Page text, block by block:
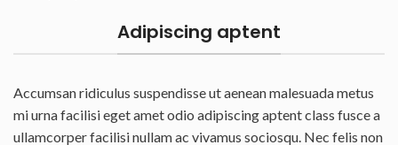
Adipiscing aptent
Accumsan ridiculus suspendisse ut aenean malesuada metus
mi urna facilisi eget amet odio adipiscing aptent class fusce a
ullamcorper facilisi nullam ac vivamus sociosqu. Nec felis non